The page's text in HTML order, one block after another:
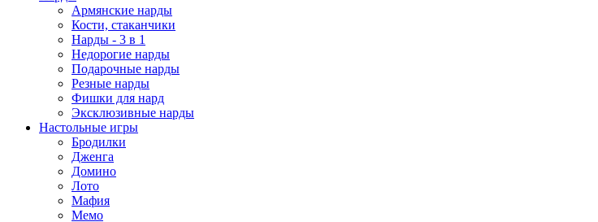
Армянские нарды
Кости, стаканчики
Нарды - 3 в 1
Недорогие нарды
Подарочные нарды
Резные нарды
Фишки для нард
Эксклюзивные нарды
Настольные игры
Бродилки
Дженга
Домино
Лото
Мафия
Мемо